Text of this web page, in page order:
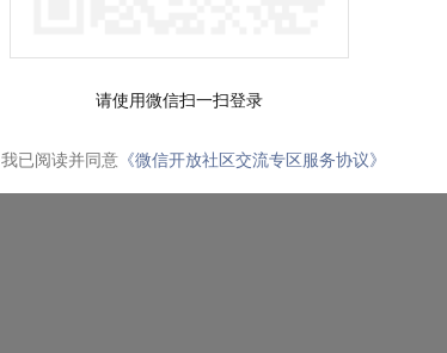
请使用微信扫一扫登录
我已阅读并同意 《微信开放社区交流专区服务协议》